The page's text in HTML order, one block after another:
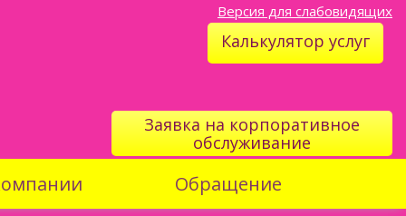
Версия для слабовидящих
Калькулятор услуг
Заявка на корпоративное
обслуживание
Обращение